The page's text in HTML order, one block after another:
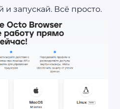
и запускай. Всё просто.